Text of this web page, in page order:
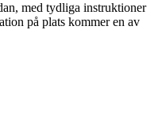
med tydliga instruktioner
på plats kommer en av